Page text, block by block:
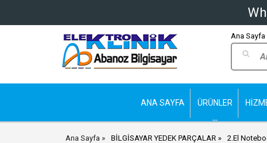
Ana Sayfa
ANA SAYFA ÜRÜNLER
Ana Sayfa BİLGİSAYAR YEDEK PARÇALAR 2.El